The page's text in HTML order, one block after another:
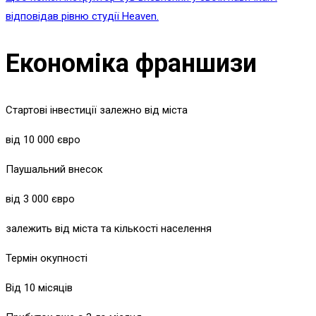
відповідав рівню студії Heaven.
Економіка франшизи
Стартові інвестиції залежно від міста
від 10 000 євро
Паушальний внесок
від 3 000 євро
залежить від міста та кількості населення
Термін окупності
Від 10 місяців